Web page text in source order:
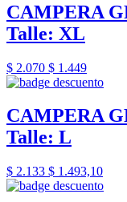
CAMPERA
Talle: XL
$ 2.070 $ 1.449
CAMPERA
Talle: L
$ 2.133 $ 1.493,10